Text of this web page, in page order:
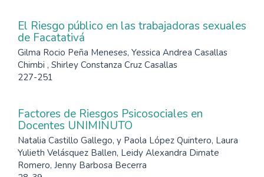
El Riesgo público en las trabajadoras sexuales
de Facatativá
Gilma Rocio Peña Meneses, Yessica Andrea Casallas
Chimbi , Shirley Constanza Cruz Casallas
227-251
Factores de Riesgos Psicosociales en
Docentes UNIMINUTO
Natalia Castillo Gallego, y Paola López Quintero, Laura
Yulieth Velásquez Ballen, Leidy Alexandra Dimate
Romero, Jenny Barbosa Becerra